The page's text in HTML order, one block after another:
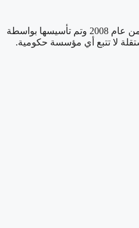
تم تأسيس المجلة العلمية أهرام من عام 2008 وتم تأسيسها بواسطة
لا تتبع أي مؤسسة حكومية.